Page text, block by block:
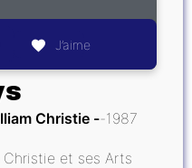
J’aime
Christie 1987
Christie et ses Arts